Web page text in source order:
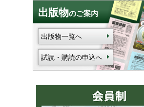
出版物のご案内
出版物一覧へ
試読・購読の申込へ